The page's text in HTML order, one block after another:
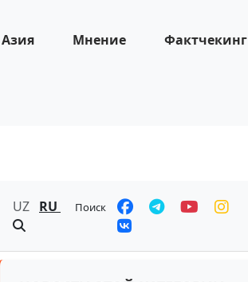
Мнение Фактчекинг
UZ RU Поиск